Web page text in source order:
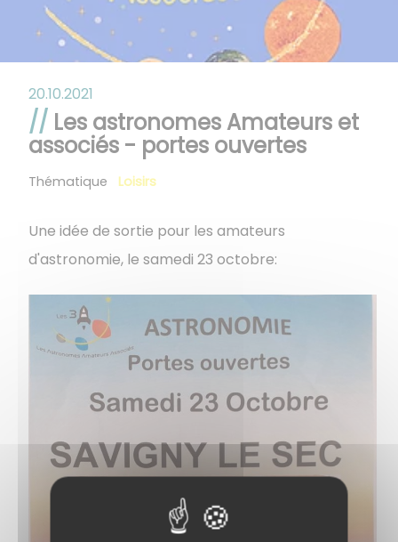
20.10.2021
Les astronomes Amateurs et
associés - portes ouvertes
Thématique Loisirs
Une idée de sortie pour les amateurs
d'astronomie, le samedi 23 octobre: